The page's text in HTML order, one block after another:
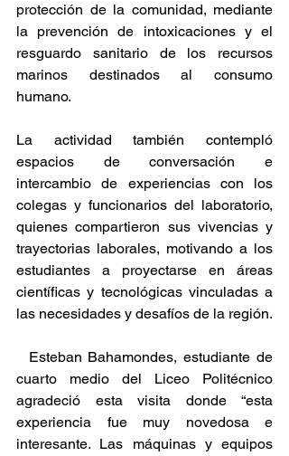
protección de la comunidad, mediante
la prevención de intoxicaciones y el
resguardo sanitario de los recursos
marinos destinados al consumo
humano.
La actividad también contempló
espacios de conversación e
intercambio de experiencias con los
colegas y funcionarios del laboratorio,
quienes compartieron sus vivencias y
trayectorias laborales, motivando a los
estudiantes a proyectarse en áreas
científicas y tecnológicas vinculadas a
las necesidades y desafíos de la región.
Esteban Bahamondes, estudiante de
cuarto medio del Liceo Politécnico
agradeció esta visita donde “esta
experiencia fue muy novedosa e
interesante. Las máquinas y equipos